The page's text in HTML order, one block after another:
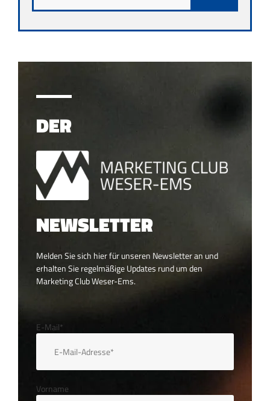
DER
NEWSLETTER
Melden Sie sich hier für unseren Newsletter an und
erhalten Sie regelmäßige Updates rund um den
Marketing Club Weser-Ems.
E-Mail*
Vorname